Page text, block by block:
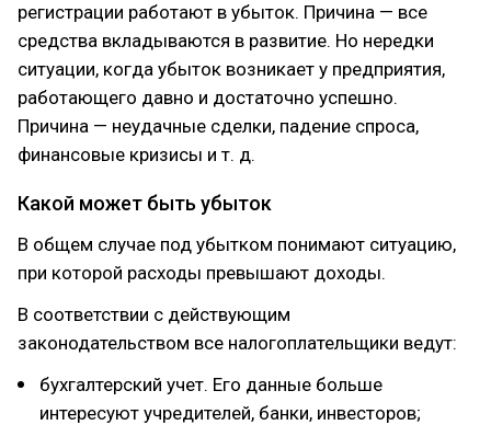
регистрации работают в убыток. Причина — все
средства вкладываются в развитие. Но нередки
ситуации, когда убыток возникает у предприятия,
работающего давно и достаточно успешно.
Причина — неудачные сделки, падение спроса,
финансовые кризисы и т. д.
Какой может быть убыток
В общем случае под убытком понимают ситуацию,
при которой расходы превышают доходы.
В соответствии с действующим
законодательством все налогоплательщики ведут:
бухгалтерский учет. Его данные больше
интересуют учредителей, банки, инвесторов;